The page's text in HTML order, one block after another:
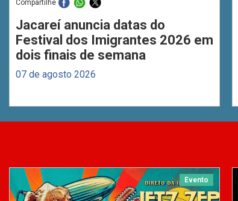
Compartilhe
Jacareí anuncia datas do
Festival dos Imigrantes 2026 em
dois finais de semana
07 de agosto 2026
Evento